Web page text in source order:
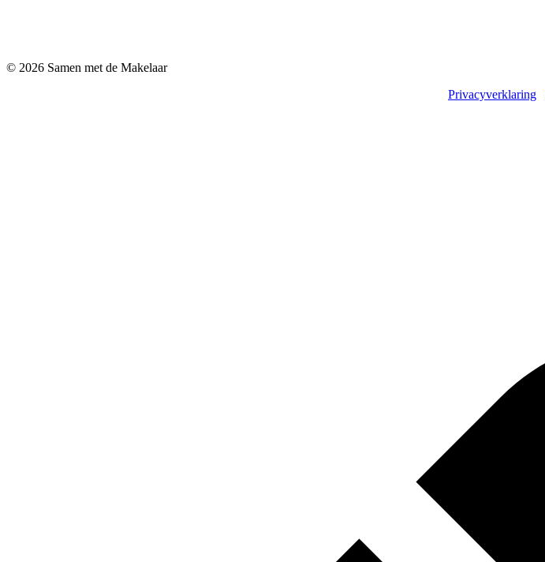
© 2026 Samen met de Makelaar
Privacyverklaring